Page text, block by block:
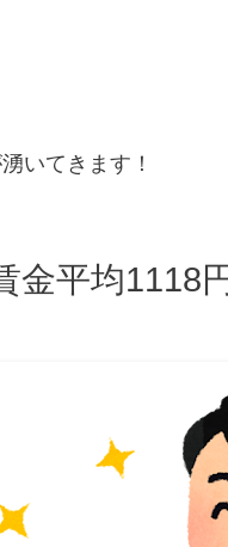
いてきます！
金平均1118